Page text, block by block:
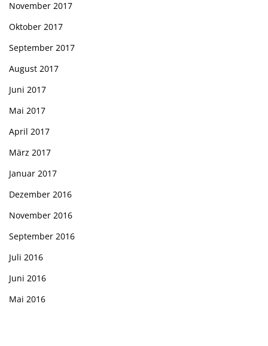
November 2017
Oktober 2017
September 2017
August 2017
Juni 2017
Mai 2017
April 2017
März 2017
Januar 2017
Dezember 2016
November 2016
September 2016
Juli 2016
Juni 2016
Mai 2016